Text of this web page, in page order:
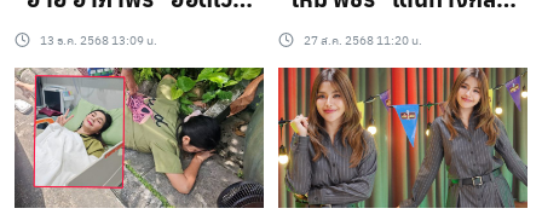
ไวรัลร้านเก้งพาปัง คิว
แน่นถึงพฤษภาคม2569
13 ธ.ค. 2568 13:09 น.
บ้าน ทำหน้าที่ลูกสาวครั้ง
สุดท้าย สูญเสียคุณแม่
กะทันหัน
27 ส.ค. 2568 11:20 น.